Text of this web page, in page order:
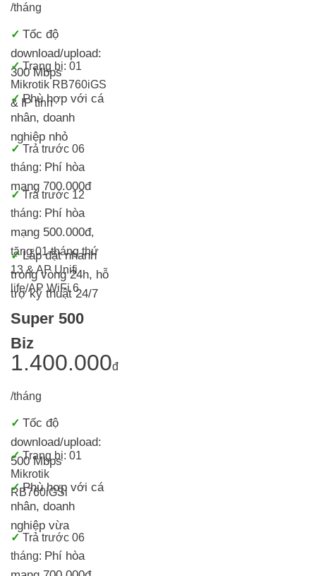
/tháng
✓ Tốc độ
download/upload:
300 Mbps
✓Trang bị: 01
Mikrotik RB760iGS
& IP tĩnh
✓Phù hợp với cá
nhân, doanh
nghiệp nhỏ
✓ Trả trước 06
tháng: Phí hòa
mạng 700.000đ
✓ Trả trước 12
tháng: Phí hòa
mạng 500.000đ,
tặng 01 tháng thứ
13 & AP Unifi
life/AP WiFi 6
✓Lắp đặt nhanh
trong vòng 24h, hỗ
trợ kỹ thuật 24/7
Super 500
Biz
1.400.000đ
/tháng
✓ Tốc độ
download/upload:
500 Mbps
✓Trang bị: 01
Mikrotik
RB760iGSi
✓Phù hợp với cá
nhân, doanh
nghiệp vừa
✓ Trả trước 06
tháng: Phí hòa